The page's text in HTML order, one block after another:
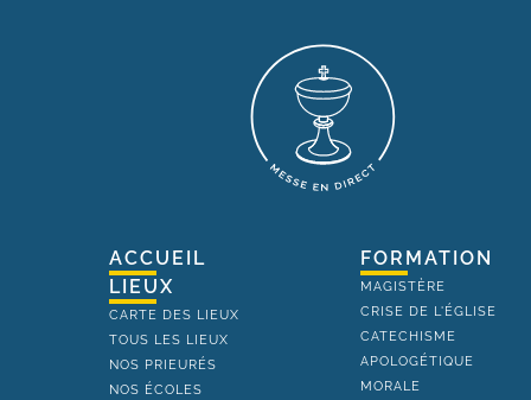
ACCUEIL
LIEUX
CARTE DES LIEUX
TOUS LES LIEUX
NOS PRIEURÉS
NOS ÉCOLES
FORMATION
MAGISTÈRE
CRISE DE L'ÉGLISE
CATECHISME
APOLOGÉTIQUE
MORALE